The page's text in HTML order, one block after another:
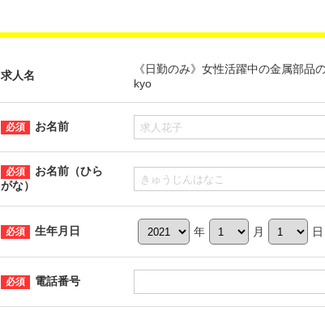
求人名
《日勤のみ》女性活躍中の金属部品
kyo
お名前
お名前（ひら
がな）
生年月日 年 月 日
電話番号